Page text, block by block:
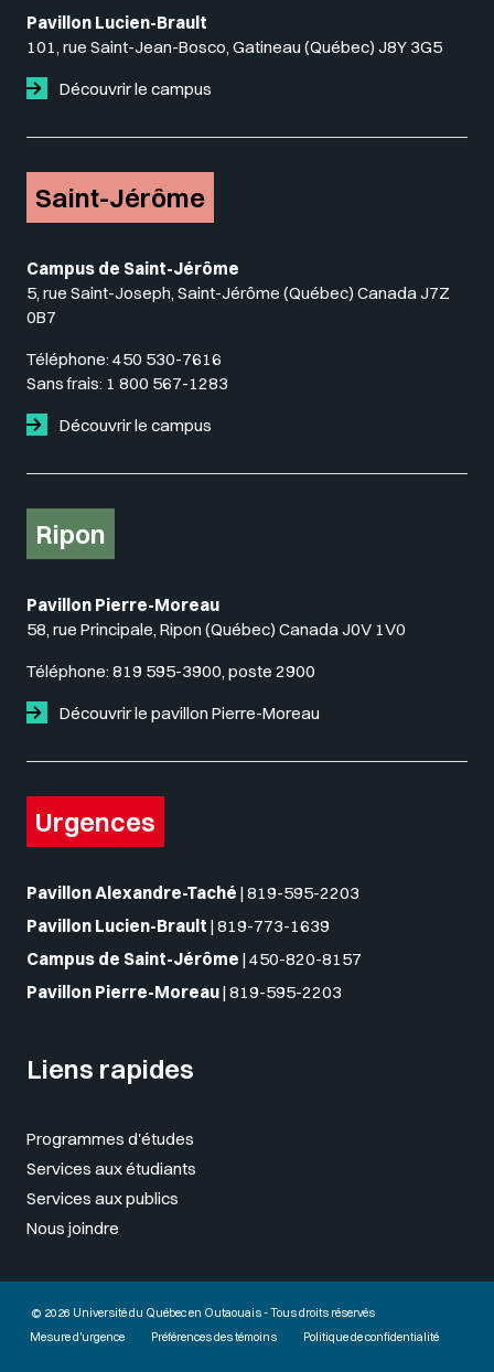
Pavillon Lucien-Brault
101, rue Saint-Jean-Bosco, Gatineau (Québec) J8Y 3G5
Découvrir le campus
Saint-Jérôme
Campus de Saint-Jérôme
5, rue Saint-Joseph, Saint-Jérôme (Québec) Canada J7Z
0B7
Téléphone: 450 530-7616
Sans frais: 1 800 567-1283
Découvrir le campus
Ripon
Pavillon Pierre-Moreau
58, rue Principale, Ripon (Québec) Canada J0V 1V0
Téléphone: 819 595-3900, poste 2900
Découvrir le pavillon Pierre-Moreau
Urgences
Pavillon Alexandre-Taché | 819-595-2203
Pavillon Lucien-Brault | 819-773-1639
Campus de Saint-Jérôme | 450-820-8157
Pavillon Pierre-Moreau| 819-595-2203
Liens rapides
Programmes d'études
Services aux étudiants
Services aux publics
Nous joindre
© 2026 Université du Québec en Outaouais - Tous droits réservés
Mesure d'urgence
Préférences des témoins Politique de confidentialité